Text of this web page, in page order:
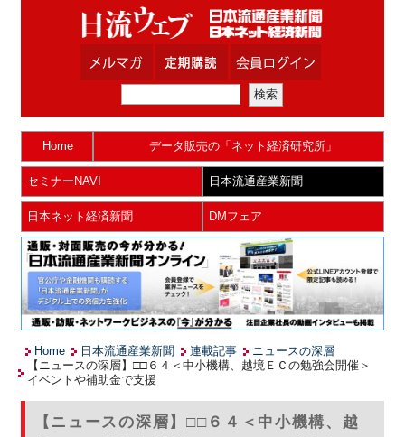
Home データ販売の「ネット経済研究所」
セミナーNAVI 日本流通産業新聞
日本ネット経済新聞 DMフェア
Home 日本流通産業新聞 連載記事
ニュースの深層
【ニュースの深層】□□６４＜中小機構、越境ＥＣの勉強会開催＞
イベントや補助金で支援
【ニュースの深層】□□６４＜中小機構、越